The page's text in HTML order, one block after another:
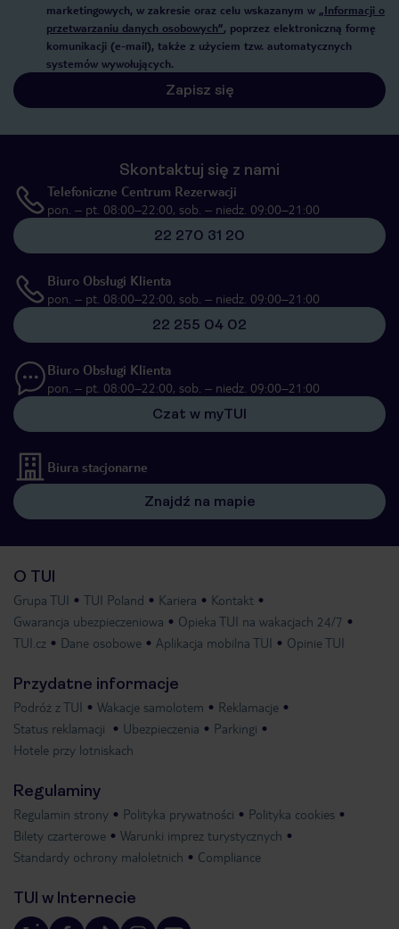
marketingowych, w zakresie oraz celu wskazanym w „Informacji o
przetwarzaniu danych osobowych”, poprzez elektroniczną formę
komunikacji (e-mail), także z użyciem tzw. automatycznych
systemów wywołujących.
Zapisz się
Skontaktuj się z nami
Telefoniczne Centrum Rezerwacji
pon. – pt. 08:00–22:00, sob. – niedz. 09:00–21:00
22 270 31 20
Biuro Obsługi Klienta
pon. – pt. 08:00–22:00, sob. – niedz. 09:00–21:00
22 255 04 02
Biuro Obsługi Klienta
pon. – pt. 08:00–22:00, sob. – niedz. 09:00–21:00
Czat w myTUI
Biura stacjonarne
Znajdź na mapie
O TUI
Grupa TUI TUI Poland Kariera
Kontakt
Gwarancja ubezpieczeniowa
Opieka TUI na wakacjach 24/7
TUI.cz
Dane osobowe Aplikacja mobilna TUI Opinie TUI
Przydatne informacje
Podróż z TUI Wakacje samolotem
Reklamacje
Status reklamacji
Ubezpieczenia
Parkingi
Hotele przy lotniskach
Regulaminy
Regulamin strony Polityka prywatności
Polityka cookies
Bilety czarterowe
Warunki imprez turystycznych
Standardy ochrony małoletnich
Compliance
TUI w Internecie